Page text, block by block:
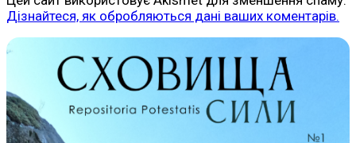
Дізнайтеся, як обробляються дані ваших коментарів.